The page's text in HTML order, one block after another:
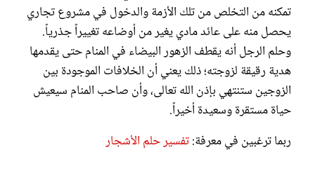
تمكنه من التخلص من تلك الأزمة والدخول في مشروع تجاري
يحصل منه على عائد مادي يغير من أوضاعه تغييراً جذرياً.
وحلم الرجل أنه يقطف الزهور البيضاء في المنام حتى يقدمها
هدية رقيقة لزوجته؛ ذلك يعني أن الخلافات الموجودة بين
الزوجين ستنتهي بإذن الله تعالى، وأن صاحب المنام سيعيش
حياة مستقرة وسعيدة أخيراً.
ربما ترغبين في معرفة:تفسير حلم الأشجار